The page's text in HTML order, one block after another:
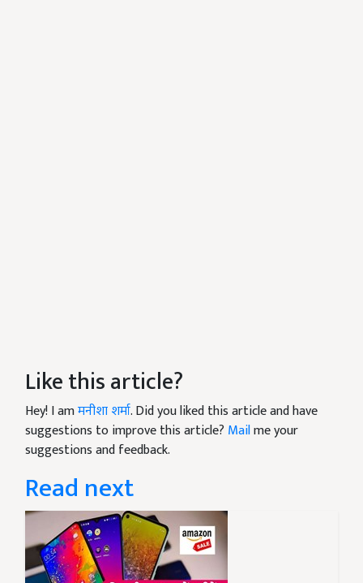
Like this article?
Hey! I amमनीशा शर्मा. Did you liked this article and have
suggestions to improve this article? Mailme your
suggestions and feedback.
Read next